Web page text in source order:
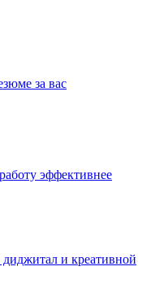
за вас
эффективнее
и креативной